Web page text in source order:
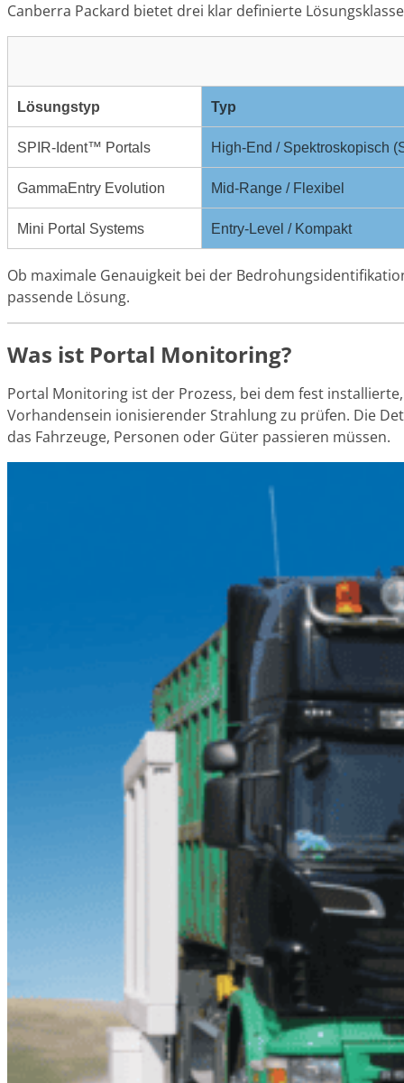
Canberra Packard bietet drei klar definierte
Lösungstyp Typ
SPIR-Ident™ Portals High-End / Spektroskopisch
GammaEntry Evolution Mid-Range / Flexibel
Mini Portal Systems Entry-Level / Kompakt
Ob maximale Genauigkeit bei der
passende Lösung.
Was ist Portal Monitoring?
Portal Monitoring ist der Prozess, bei dem fest
Vorhandensein ionisierender Strahlung zu prüfen. Die
das Fahrzeuge, Personen oder Güter passieren müssen.